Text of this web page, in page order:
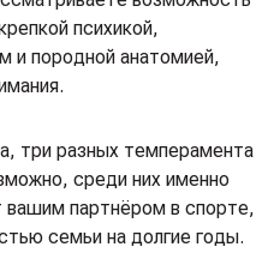
психикой,
и породной анатомией,
три разных темперамента
среди них именно
партнёром в спорте,
семьи на долгие годы.